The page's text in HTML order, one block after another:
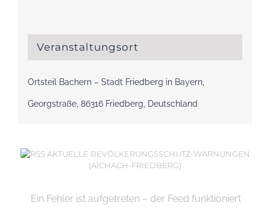
Veranstaltungsort
Ortsteil Bachern – Stadt Friedberg in Bayern,
Georgstraße, 86316 Friedberg, Deutschland
AKTUELLE BEVÖLKERUNGSSCHUTZ-WARNUNGEN
(AICHACH-FRIEDBERG)
Ein Fehler ist aufgetreten – der Feed funktioniert